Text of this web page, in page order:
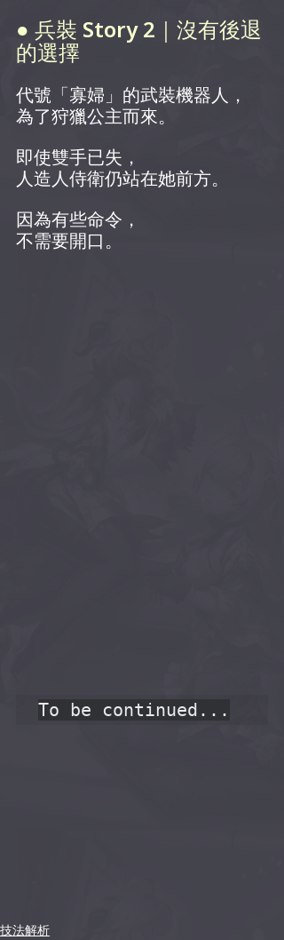
● 兵裝 Story 2｜沒有後退
的選擇
代號「寡婦」的武裝機器人，
為了狩獵公主而來。
即使雙手已失，
人造人侍衛仍站在她前方。
因為有些命令，
不需要開口。
To be continued...
技法解析